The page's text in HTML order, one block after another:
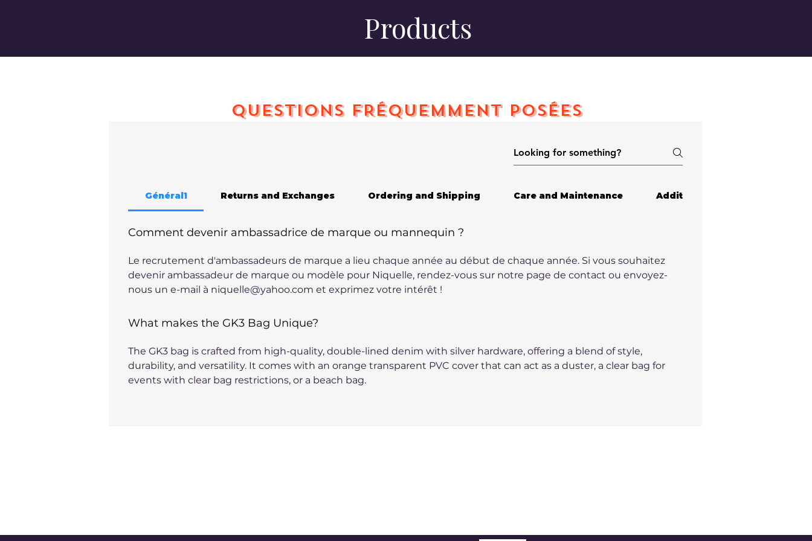
Products
QUESTIONS FRÉQUEMMENT POSÉES
Général1 Returns and Exchanges Ordering and Shipping Care and Maintenance Additional Information
Comment devenir ambassadrice de marque ou mannequin ?
Le recrutement d'ambassadeurs de marque a lieu chaque année au début de chaque année. Si vous souhaitez
devenir ambassadeur de marque ou modèle pour Niquelle, rendez-vous sur notre page de contact ou envoyez-
nous un e-mail à niquelle@yahoo.com et exprimez votre intérêt !
What makes the GK3 Bag Unique?
The GK3 bag is crafted from high-quality, double-lined denim with silver hardware, offering a blend of style,
durability, and versatility. It comes with an orange transparent PVC cover that can act as a duster, a clear bag for
events with clear bag restrictions, or a beach bag.